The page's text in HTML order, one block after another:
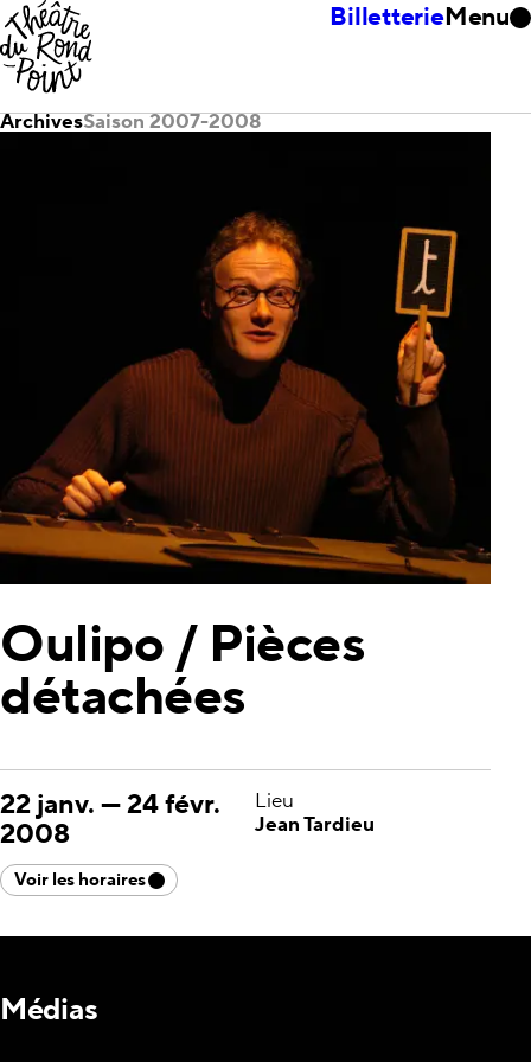
BilletterieMenu
ArchivesSaison 2007-2008
Oulipo / Pièces
détachées
22 janv. —24 févr.
2008
Voir les horaires
Lieu
Jean Tardieu
Médias